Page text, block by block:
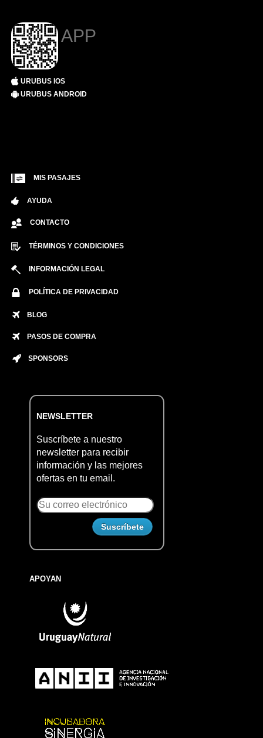
APP
URUBUS IOS
URUBUS ANDROID
MIS PASAJES
AYUDA
CONTACTO
TÉRMINOS Y CONDICIONES
INFORMACIÓN LEGAL
POLÍTICA DE PRIVACIDAD
BLOG
PASOS DE COMPRA
SPONSORS
NEWSLETTER
Suscríbete a nuestro
newsletter para recibir
información y las mejores
ofertas en tu email.
APOYAN